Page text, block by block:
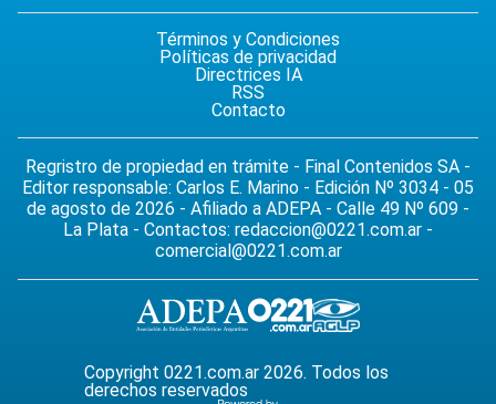
Términos y Condiciones
Políticas de privacidad
Directrices IA
RSS
Contacto
Regristro de propiedad en trámite - Final Contenidos SA -
Editor responsable: Carlos E. Marino - Edición Nº 3034 - 05
de agosto de 2026 - Afiliado a ADEPA - Calle 49 Nº 609 -
La Plata - Contactos: redaccion@0221.com.ar -
comercial@0221.com.ar
Copyright 0221.com.ar 2026. Todos los
derechos reservados